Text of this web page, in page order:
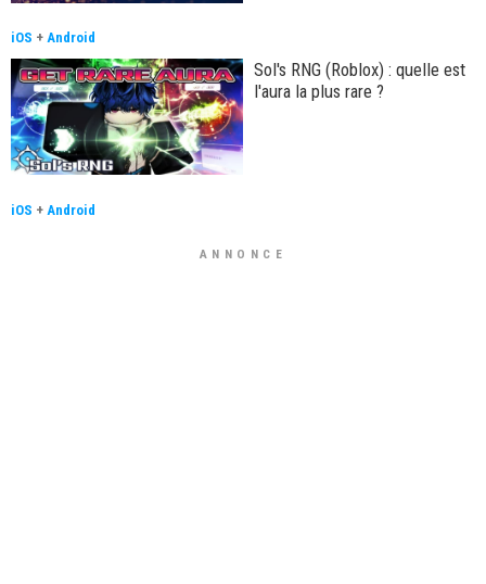
iOS + Android
Sol's RNG (Roblox) : quelle est
l'aura la plus rare ?
iOS + Android
ANNONCE